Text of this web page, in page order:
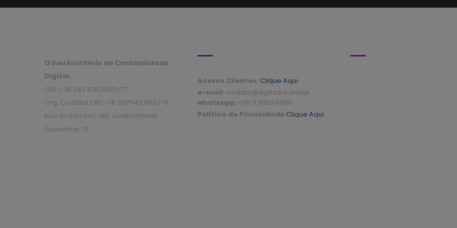
O Seu Escritório de Contabilidade
Digital.
CNPJ 36.342.835/0001-77
Org. Contábil CRC-SP 2SP042718/O-8
Rua Ari Barroso, 185, Jardim Pinhal,
Guarulhos-SP.
Acesso Clientes: Clique Aqui
e-mail: contato@agilizare.online
whatsapp:+55 11 980343916
Política de Privacidade Clique Aqui